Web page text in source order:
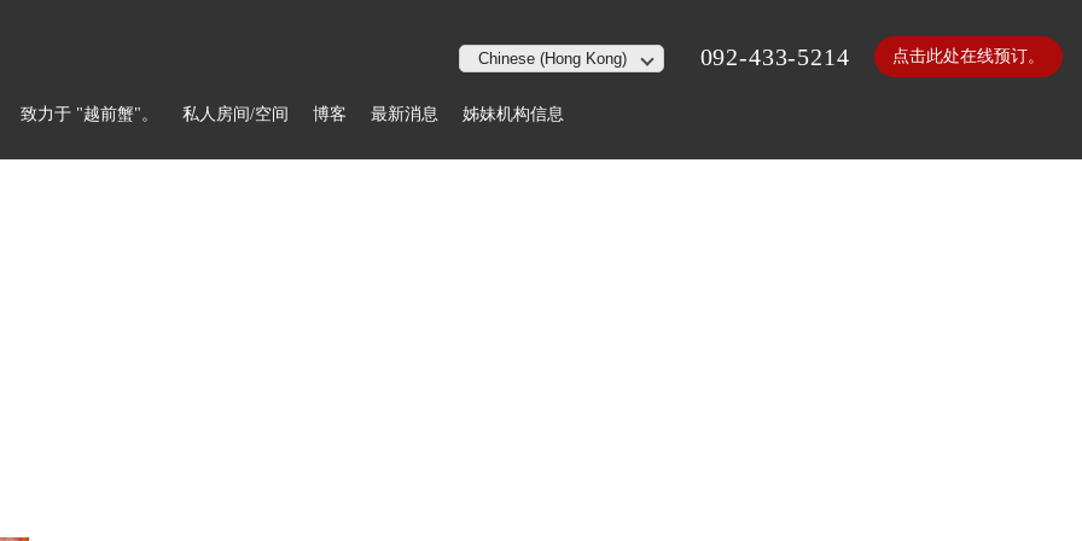
致力于 "越前蟹"。 私人房间/空间 博客 最新消息 姊妹机构信息
092-433-5214 点击此处在线预订。